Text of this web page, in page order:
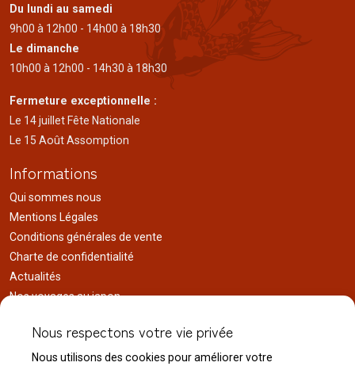
Du lundi au samedi
9h00 à 12h00 - 14h00 à 18h30
Le dimanche
10h00 à 12h00 - 14h30 à 18h30
Fermeture exceptionnelle :
Le 14 juillet Fête Nationale
Le 15 Août Assomption
Informations
Qui sommes nous
Mentions Légales
Conditions générales de vente
Charte de confidentialité
Actualités
Nos voyages au japon
Liens utiles
Nous respectons votre vie privée
Nous utilisons des cookies pour améliorer votre